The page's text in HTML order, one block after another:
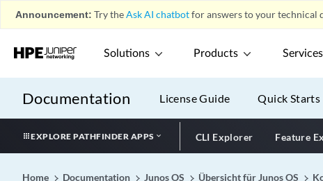
Announcement: Try theAsk AI chatbotfor answers to your technical
Solutions Products Services
Documentation License Guide Quick Starts
EXPLORE PATHFINDER APPS CLI Explorer Feature
Home Documentation Junos OS Übersicht für Junos OS